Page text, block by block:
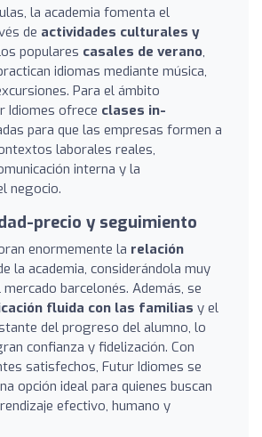
la academia fomenta el
de actividades culturales y
populares casales de verano,
idiomas mediante música,
Para el ámbito
Idiomes ofrece clases in-
para que las empresas formen a
laborales reales,
interna y la
negocio.
precio y seguimiento
enormemente la relación
la academia, considerándola muy
barcelonés. Además, se
fluida con las familias y el
del progreso del alumno, lo
confianza y fidelización. Con
satisfechos, Futur Idiomes se
opción ideal para quienes buscan
efectivo, humano y